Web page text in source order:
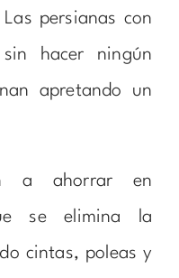
persianas con
hacer ningún
apretando un
a ahorrar en
se elimina la
cintas, poleas y